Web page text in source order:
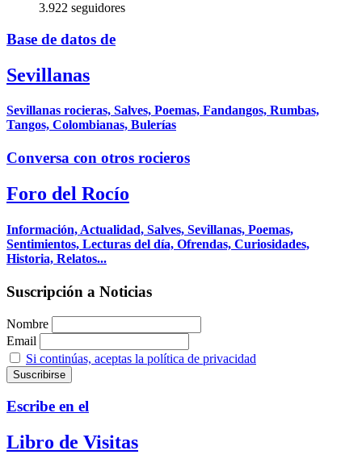
3.922 seguidores
Base de datos de
Sevillanas
Sevillanas rocieras, Salves, Poemas, Fandangos, Rumbas,
Tangos, Colombianas, Bulerías
Conversa con otros rocieros
Foro del Rocío
Información, Actualidad, Salves, Sevillanas, Poemas,
Sentimientos, Lecturas del día, Ofrendas, Curiosidades,
Historia, Relatos...
Suscripción a Noticias
Nombre
Email
Si continúas, aceptas la política de privacidad
Escribe en el
Libro de Visitas